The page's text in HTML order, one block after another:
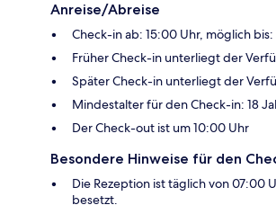
Anreise/Abreise
Check-in ab: 15:00 Uhr, möglich
Früher Check-in unterliegt der
Später Check-in unterliegt der
Mindestalter für den Check-in: 18
Der Check-out ist um 10:00 Uhr
Besondere Hinweise für den
Die Rezeption ist täglich von 07:00
besetzt.